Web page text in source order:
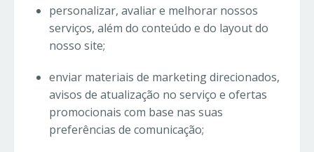
personalizar, avaliar e melhorar nossos
serviços, além do conteúdo e do layout do
nosso site;
enviar materiais de marketing direcionados,
avisos de atualização no serviço e ofertas
promocionais com base nas suas
preferências de comunicação;